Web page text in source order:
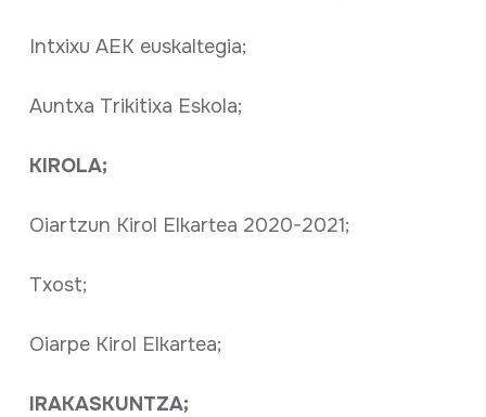
Intxixu AEK euskaltegia;
Auntxa Trikitixa Eskola;
KIROLA;
Oiartzun Kirol Elkartea 2020-2021;
Txost;
Oiarpe Kirol Elkartea;
IRAKASKUNTZA;